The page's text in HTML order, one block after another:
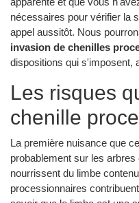
nécessaires pour vérifier la
appel aussitôt. Nous
invasion de chenilles
dispositions qui s'imposent,
Les risques
chenille
La première nuisance que
probablement sur les
nourrissent du limbe
processionnaires